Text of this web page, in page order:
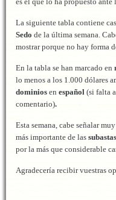
La siguiente tabla contiene
Sedo de la última semana.
mostrar porque no hay forma
En la tabla se han marcado en
lo menos a los 1.000 dólares
dominios en español (si falta
comentario).
Esta semana, cabe señalar
más importante de las subastas
por la más que considerable
Agradecería recibir vuestras